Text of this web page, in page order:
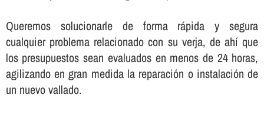
Queremos solucionarle de forma rápida y segura
cualquier problema relacionado con su verja, de ahí­ que
los presupuestos sean evaluados en menos de 24 horas,
agilizando en gran medida la reparación o instalación de
un nuevo vallado.